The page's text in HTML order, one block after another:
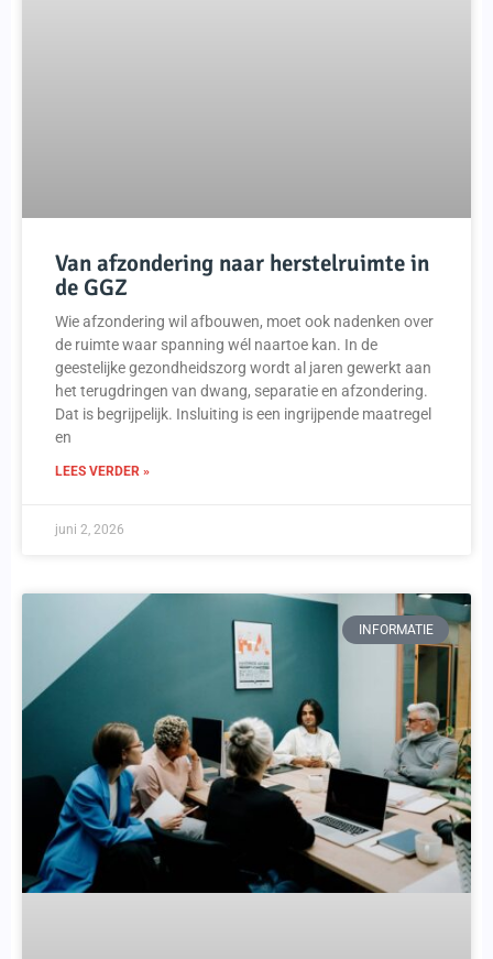
Van afzondering naar herstelruimte in
de GGZ
Wie afzondering wil afbouwen, moet ook nadenken over
de ruimte waar spanning wél naartoe kan. In de
geestelijke gezondheidszorg wordt al jaren gewerkt aan
het terugdringen van dwang, separatie en afzondering.
Dat is begrijpelijk. Insluiting is een ingrijpende maatregel
en
LEES VERDER »
juni 2, 2026
INFORMATIE